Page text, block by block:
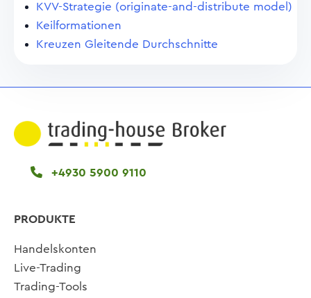
KVV-Strategie (originate-and-distribute model)
Keilformationen
Kreuzen Gleitende Durchschnitte
+4930 5900 9110
PRODUKTE
Handelskonten
Live-Trading
Trading-Tools